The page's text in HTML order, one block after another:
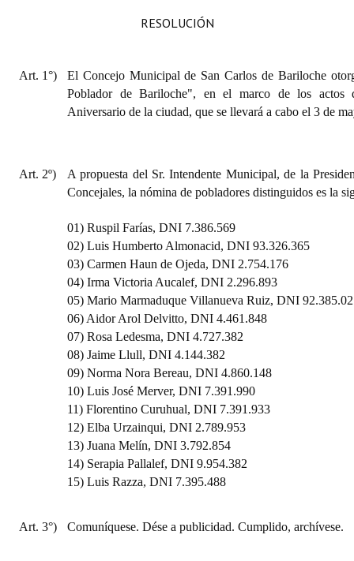
Premio al Mérito - Registro
Mujeres que Dejaron Huellas - Registro
Banca del Vecino - Registro
Huéspedes de Honor - Registro
Antiguos Pobladores - Registro
Reconocimientos - Registro
Bariloche, Municipio intercultural
Entrega de distinciones
REFORMA DE LA CARTA ORGÁNICA
RESOLUCIÓN
Art. 1°)
El Concejo Municipal de San Carlos de Bariloche
Poblador de Bariloche", en el marco de los actos
Aniversario de la ciudad, que se llevará a cabo el 3 de
Art. 2º)
A propuesta del Sr. Intendente Municipal, de la
Concejales, la nómina de pobladores distinguidos es la
01) Ruspil Farías, DNI 7.386.569
02) Luis Humberto Almonacid, DNI 93.326.365
03) Carmen Haun de Ojeda, DNI 2.754.176
04) Irma Victoria Aucalef, DNI 2.296.893
05) Mario Marmaduque Villanueva Ruiz, DNI
06) Aidor Arol Delvitto, DNI 4.461.848
07) Rosa Ledesma, DNI 4.727.382
08) Jaime Llull, DNI 4.144.382
09) Norma Nora Bereau, DNI 4.860.148
10) Luis José Merver, DNI 7.391.990
11) Florentino Curuhual, DNI 7.391.933
12) Elba Urzainqui, DNI 2.789.953
13) Juana Melín, DNI 3.792.854
14) Serapia Pallalef, DNI 9.954.382
15) Luis Razza, DNI 7.395.488
Art. 3°) Comuníquese. Dése a publicidad. Cumplido, archívese.